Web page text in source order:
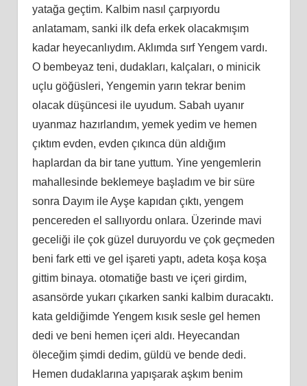
yatağa geçtim. Kalbim nasıl çarpıyordu
anlatamam, sanki ilk defa erkek olacakmışım
kadar heyecanlıydım. Aklımda sırf Yengem vardı.
O bembeyaz teni, dudakları, kalçaları, o minicik
uçlu göğüsleri, Yengemin yarın tekrar benim
olacak düşüncesi ile uyudum. Sabah uyanır
uyanmaz hazırlandım, yemek yedim ve hemen
çıktım evden, evden çıkınca dün aldığım
haplardan da bir tane yuttum. Yine yengemlerin
mahallesinde beklemeye başladım ve bir süre
sonra Dayım ile Ayşe kapıdan çıktı, yengem
pencereden el sallıyordu onlara. Üzerinde mavi
geceliği ile çok güzel duruyordu ve çok geçmeden
beni fark etti ve gel işareti yaptı, adeta koşa koşa
gittim binaya. otomatiğe bastı ve içeri girdim,
asansörde yukarı çıkarken sanki kalbim duracaktı.
kata geldiğimde Yengem kısık sesle gel hemen
dedi ve beni hemen içeri aldı. Heyecandan
öleceğim şimdi dedim, güldü ve bende dedi.
Hemen dudaklarına yapışarak aşkım benim